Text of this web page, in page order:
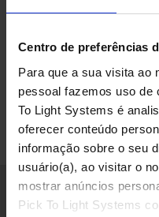
Centro de preferências
Para que a sua visita ao
pessoal fazemos uso de
To Light Systems é
oferecer conteúdo
informação sobre o seu
usuário(a), ao visitar o
mostrar anúncios
Pick To Light Systems
Flexibilidade,
Trabalhamos
trabalho e
e uma
Engenharia